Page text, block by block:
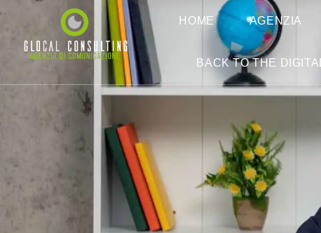
HOME AGENZIA
BACK TO THE DIGITAL